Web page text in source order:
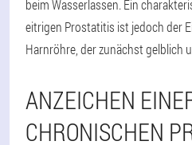
beim Wasserlassen. Ein
eitrigen Prostatitis ist jedoch der
Harnröhre, der zunächst gelblich
ANZEICHEN
CHRONISCHEN